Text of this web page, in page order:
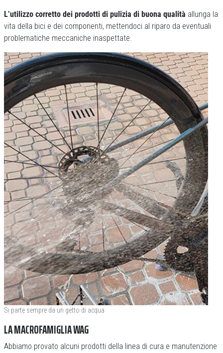
L’utilizzo corretto dei prodotti di pulizia di buona qualità allunga la
vita della bici e dei componenti, mettendoci al riparo da eventuali
problematiche meccaniche inaspettate.
Si parte sempre da un getto di acqua
LA MACROFAMIGLIA WAG
Abbiamo provato alcuni prodotti della linea di cura e manutenzione